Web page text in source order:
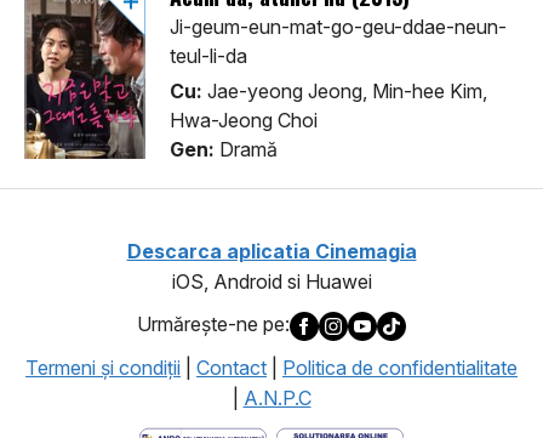
Ji-geum-eun-mat-go-geu-ddae-neun-
teul-li-da
Cu: Jae-yeong Jeong, Min-hee Kim,
Hwa-Jeong Choi
Gen: Dramă
Descarca aplicatia Cinemagia
iOS, Android si Huawei
Urmăreşte-ne pe:
Termeni şi condiţii
Contact
Politica de confidentialitate
A.N.P.C